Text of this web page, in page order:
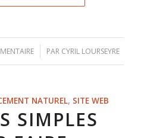
/ PAR CYRIL LOURSEYRE
NATUREL, SITE WEB
SIMPLES